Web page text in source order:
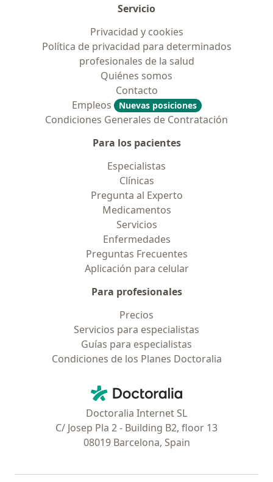
Servicio
Privacidad y cookies
Política de privacidad para determinados
profesionales de la salud
Quiénes somos
Contacto
Empleos
Nuevas posiciones
Condiciones Generales de Contratación
Para los pacientes
Especialistas
Clínicas
Pregunta al Experto
Medicamentos
Servicios
Enfermedades
Preguntas Frecuentes
Aplicación para celular
Para profesionales
Precios
Servicios para especialistas
Guías para especialistas
Condiciones de los Planes Doctoralia
Doctoralia - Página de inicio
Doctoralia Internet SL
C/ Josep Pla 2 - Building B2, floor 13
08019 Barcelona, Spain